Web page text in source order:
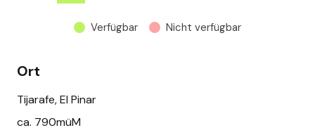
Verfügbar Nicht verfügbar
Ort
Tijarafe, El Pinar
ca. 790müM